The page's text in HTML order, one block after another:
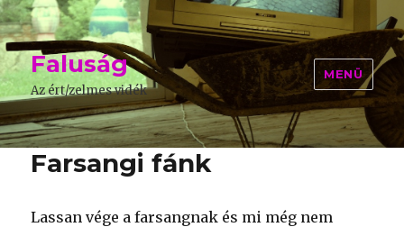
Faluság
Az ért/zelmes vidék
MENÜ
Farsangi fánk
Lassan vége a farsangnak és mi még nem